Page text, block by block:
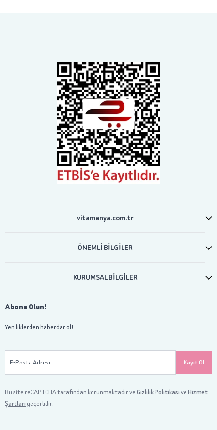
vitamanya.com.tr
ÖNEMLİ BİLGİLER
KURUMSAL BİLGİLER
Abone Olun!
Yeniliklerden haberdar ol!
E-Posta Adresi Kayıt Ol
Bu site reCAPTCHA tarafından korunmaktadır veGizlilik PolitikasıveHizmet
Şartları geçerlidir.